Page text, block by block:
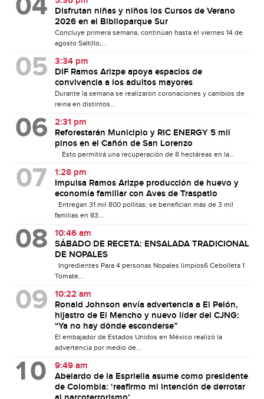
Disfrutan niñas y niños los Cursos de Verano
2026 en el Biblioparque Sur
Concluye primera semana, continúan hasta el viernes 14 de
agosto Saltillo,...
3:34 pm
DIF Ramos Arizpe apoya espacios de
convivencia a los adultos mayores
Durante la semana se realizaron coronaciones y cambios de
reina en distintos...
2:31 pm
Reforestarán Municipio y RIC ENERGY 5 mil
pinos en el Cañón de San Lorenzo
Esto permitirá una recuperación de 8 hectáreas en la...
1:28 pm
Impulsa Ramos Arizpe producción de huevo y
economía familiar con Aves de Traspatio
Entregan 31 mil 800 pollitas; se benefician más de 3 mil
familias en 83...
10:46 am
SÁBADO DE RECETA: ENSALADA TRADICIONAL
DE NOPALES
Ingredientes Para 4 personas Nopales limpios6 Cebolleta 1
Tomate...
10:22 am
Ronald Johnson envía advertencia a El Pelón,
hijastro de El Mencho y nuevo líder del CJNG:
“Ya no hay dónde esconderse”
El embajador de Estados Unidos en México realizó la
advertencia por medio de...
9:49 am
Abelardo de la Espriella asume como presidente
de Colombia: ‘reafirmo mi intención de derrotar